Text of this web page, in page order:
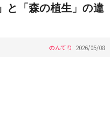
と「森の植生」の違
のんてり 2026/05/08